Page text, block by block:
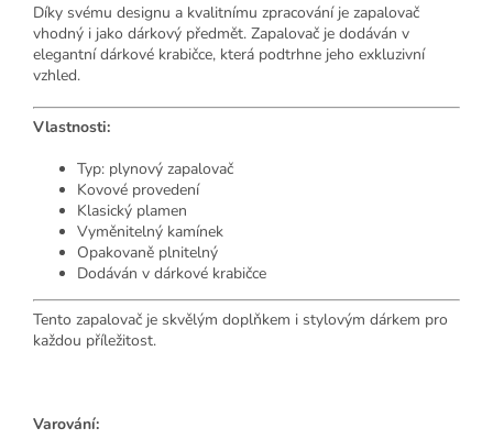
Díky svému designu a kvalitnímu zpracování je zapalovač
vhodný i jako dárkový předmět. Zapalovač je dodáván v
elegantní dárkové krabičce, která podtrhne jeho exkluzivní
vzhled.
Vlastnosti:
Typ: plynový zapalovač
Kovové provedení
Klasický plamen
Vyměnitelný kamínek
Opakovaně plnitelný
Dodáván v dárkové krabičce
Tento zapalovač je skvělým doplňkem i stylovým dárkem pro
každou příležitost.
Varování: